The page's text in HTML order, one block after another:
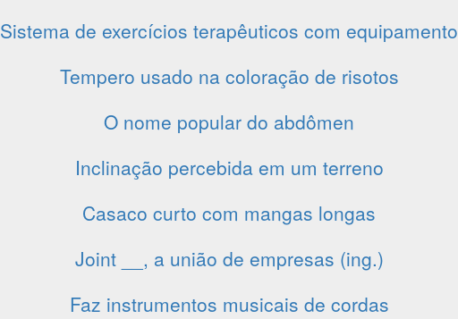
Sistema de exercícios terapêuticos com equipamento
Tempero usado na coloração de risotos
O nome popular do abdômen
Inclinação percebida em um terreno
Casaco curto com mangas longas
Joint __, a união de empresas (ing.)
Faz instrumentos musicais de cordas